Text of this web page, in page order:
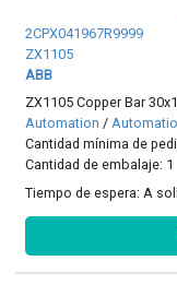
2CPX041967R9999
ZX1105
ABB
ZX1105 Copper Bar
Automation /
Cantidad mínima de
Cantidad de embalaje: 1
Tiempo de espera: A